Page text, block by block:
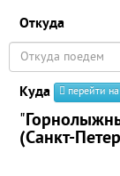
Откуда
Куда перейти
"
(Санкт-